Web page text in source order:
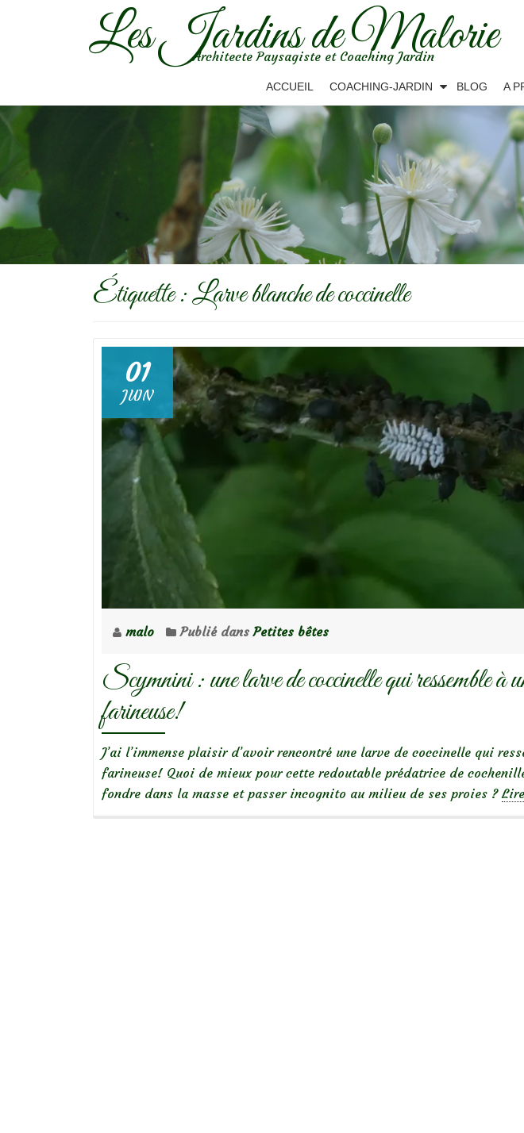
Les Jardins de Malorie
Architecte Paysagiste et Coaching Jardin
ACCUEIL COACHING-JARDIN BLOG A
Étiquette :Larve blanche de coccinelle
01
JUIN
malo Publié dansPetites bêtes
Scymnini : une larve de coccinelle qui ressemble à
farineuse!
J’ai l’immense plaisir d’avoir rencontré une larve de coccinelle qui
farineuse! Quoi de mieux pour cette redoutable prédatrice de
fondre dans la masse et passer incognito au milieu de ses proies ?